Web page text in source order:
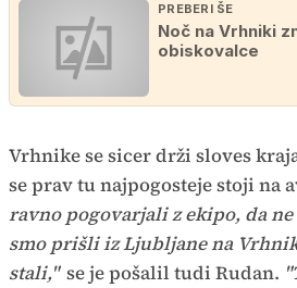
PREBERI ŠE
Noč na Vrhniki
obiskovalce
Vrhnike se sicer drži sloves
se prav tu najpogosteje stoji na
ravno pogovarjali z ekipo, da
smo prišli iz Ljubljane na
stali," se je pošalil tudi Rudan.